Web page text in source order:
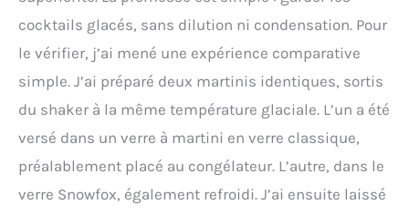
heureux et les plus
temps
cocktails glacés, sans dilution ni condensation. Pour
le vérifier, j’ai mené une expérience comparative
simple. J’ai préparé deux martinis identiques, sortis
du shaker à la même température glaciale. L’un a été
versé dans un verre à martini en verre classique,
préalablement placé au congélateur. L’autre, dans le
verre Snowfox, également refroidi. J’ai ensuite laissé